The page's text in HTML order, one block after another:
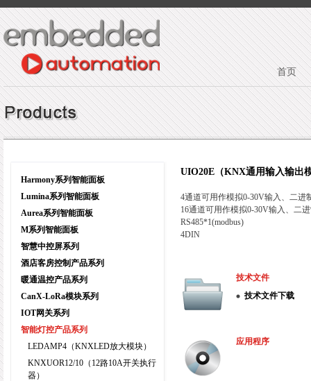
首页
Harmony系列智能面板
Lumina系列智能面板
Aurea系列智能面板
M系列智能面板
智慧中控屏系列
酒店客房控制产品系列
暖通温控产品系列
CanX-LoRa模块系列
IOT网关系列
智能灯控产品系列
LEDAMP4（KNXLED放大模块）
KNXUOR12/10（12路10A开关执行
器）
UIO20E（KNX通用输入输出
4通道可用作模拟0-30V输入、二进
16通道可用作模拟0-30V输入、二
RS485*1(modbus)
4DIN
技术文件
技术文件下载
应用程序